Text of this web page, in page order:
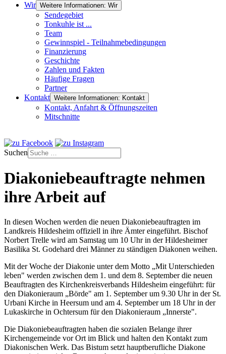
Wir Weitere Informationen: Wir
Sendegebiet
Tonkuhle ist ...
Team
Gewinnspiel - Teilnahmebedingungen
Finanzierung
Geschichte
Zahlen und Fakten
Häufige Fragen
Partner
Kontakt Weitere Informationen: Kontakt
Kontakt, Anfahrt & Öffnungszeiten
Mitschnitte
Suchen
Diakoniebeauftragte nehmen
ihre Arbeit auf
In diesen Wochen werden die neuen Diakoniebeauftragten im
Landkreis Hildesheim offiziell in ihre Ämter eingeführt. Bischof
Norbert Trelle wird am Samstag um 10 Uhr in der Hildesheimer
Basilika St. Godehard drei Männer zu ständigen Diakonen weihen.
Mit der Woche der Diakonie unter dem Motto „Mit Unterschieden
leben" werden zwischen dem 1. und dem 8. September die neuen
Beauftragten des Kirchenkreisverbands Hildesheim eingeführt: für
den Diakonieraum „Börde" am 1. September um 9.30 Uhr in der St.
Urbani Kirche in Heersum und am 4. September um 18 Uhr in der
Lukaskirche in Ochtersum für den Diakonieraum „Innerste".
Die Diakoniebeauftragten haben die sozialen Belange ihrer
Kirchengemeinde vor Ort im Blick und halten den Kontakt zum
Diakonischen Werk. Das Bistum setzt hauptberufliche Diakone